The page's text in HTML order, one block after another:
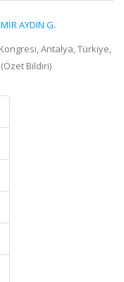
AYDIN G.
Antalya, Türkiye,
Bildiri)